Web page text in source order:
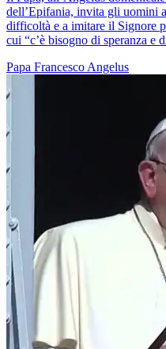
dell’Epifania, invita gli uomini
difficoltà e a imitare il Signore
cui “c’è bisogno di speranza e
Papa Francesco Angelus